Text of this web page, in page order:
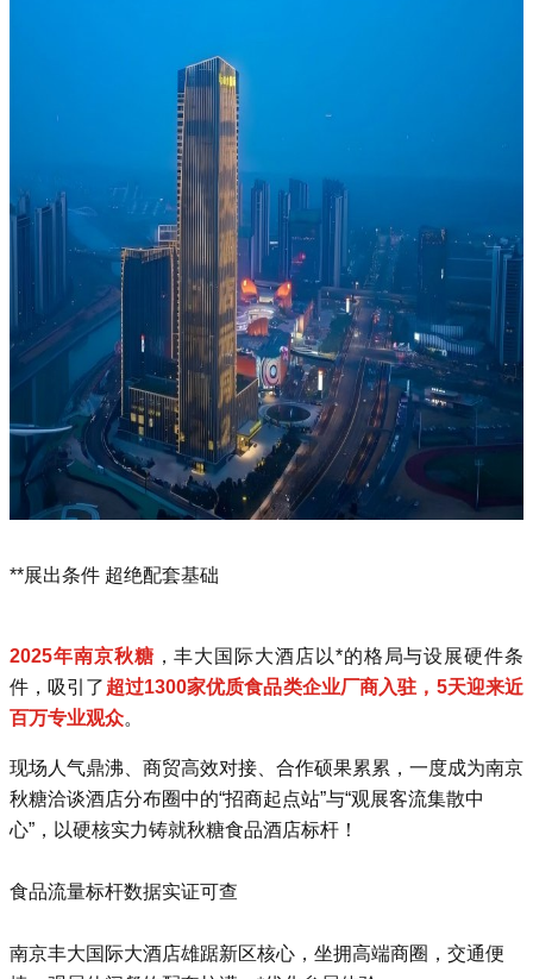
**展出条件 超绝配套基础
2025年南京秋糖 ，丰大国际大酒店 以*的格局与设展硬件条
件，吸引了 超过1300家优质食品类企业厂商入驻，5天迎来近
百万专业观众。
现场人气鼎沸、商贸高效对接、合作硕果累累，一度成为南京
秋糖洽谈酒店分布圈中的“招商起点站”与“观展客流集散中
心”， 以硬核实力铸就秋糖食品酒店标杆！
食品流量标杆数据实证可查
南京丰大国际大酒店雄踞新区核心，坐拥高端商圈，交通便